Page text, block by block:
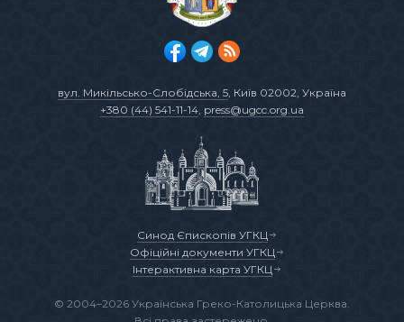
вул. Микільсько-Слобідська, 5, Київ 02002, Україна
+380 (44) 541-11-14, press@ugcc.org.ua
Синод Єпископів УГКЦ
Офіційні документи УГКЦ
Інтерактивна карта УГКЦ
© 2004–2026 Українська Греко-Католицька Церква.